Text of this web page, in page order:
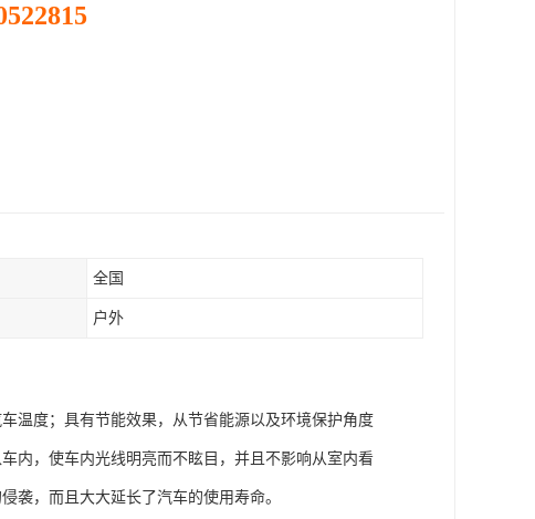
全国
户外
温度；具有节能效果，从节省能源以及环境保护角度
内，使车内光线明亮而不眩目，并且不影响从室内看
袭，而且大大延长了汽车的使用寿命。